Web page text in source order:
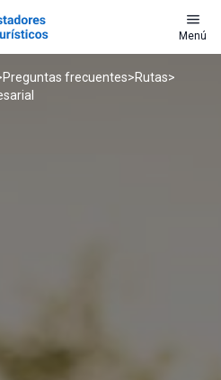
menu
Menú
Preguntas frecuentes>Rutas>